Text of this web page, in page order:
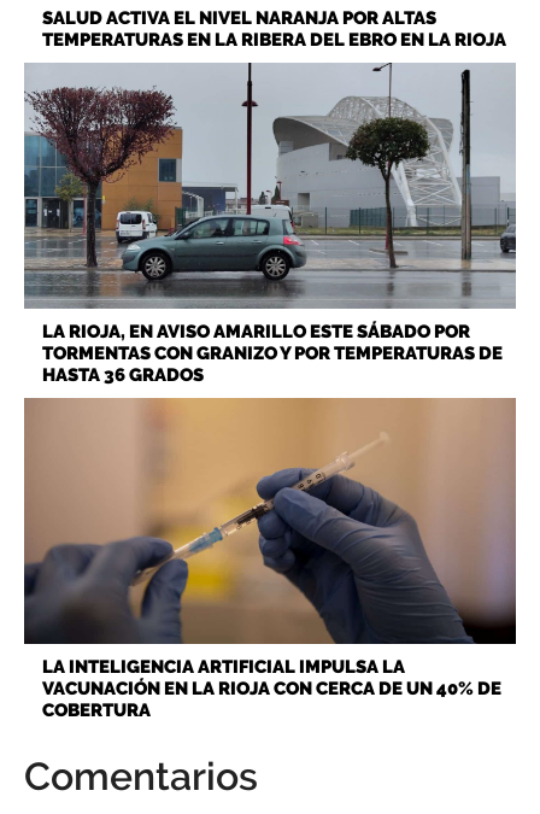
SALUD ACTIVA EL NIVEL NARANJA POR ALTAS
TEMPERATURAS EN LA RIBERA DEL EBRO EN LA RIOJA
LA RIOJA, EN AVISO AMARILLO ESTE SÁBADO POR
TORMENTAS CON GRANIZO Y POR TEMPERATURAS DE
HASTA 36 GRADOS
LA INTELIGENCIA ARTIFICIAL IMPULSA LA
VACUNACIÓN EN LA RIOJA CON CERCA DE UN 40% DE
COBERTURA
Comentarios